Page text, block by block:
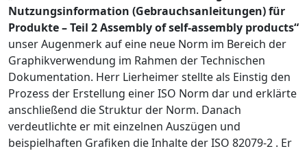
Nutzungsinformation (Gebrauchsanleitungen) für
Produkte – Teil 2 Assembly of self-assembly products“
unser Augenmerk auf eine neue Norm im Bereich der
Graphikverwendung im Rahmen der Technischen
Dokumentation. Herr Lierheimer stellte als Einstig den
Prozess der Erstellung einer ISO Norm dar und erklärte
anschließend die Struktur der Norm. Danach
verdeutlichte er mit einzelnen Auszügen und
beispielhaften Grafiken die Inhalte der ISO 82079-2 . Er